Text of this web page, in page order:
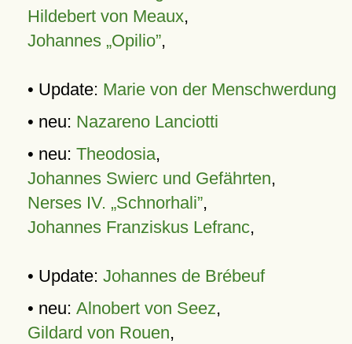
Hildebert von Meaux,
Johannes „Opilio”,
• Update: Marie von der Menschwerdung
• neu: Nazareno Lanciotti
• neu: Theodosia,
Johannes Swierc und Gefährten,
Nerses IV. „Schnorhali”,
Johannes Franziskus Lefranc,
• Update: Johannes de Brébeuf
• neu: Alnobert von Seez,
Gildard von Rouen,